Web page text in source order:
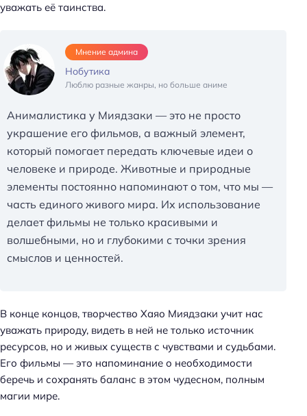
уважать её таинства.
Мнение админа
Нобутика
Люблю разные жанры, но больше аниме
Анималистика у Миядзаки — это не просто
украшение его фильмов, а важный элемент,
который помогает передать ключевые идеи о
человеке и природе. Животные и природные
элементы постоянно напоминают о том, что мы —
часть единого живого мира. Их использование
делает фильмы не только красивыми и
волшебными, но и глубокими с точки зрения
смыслов и ценностей.
В конце концов, творчество Хаяо Миядзаки учит нас
уважать природу, видеть в ней не только источник
ресурсов, но и живых существ с чувствами и судьбами.
Его фильмы — это напоминание о необходимости
беречь и сохранять баланс в этом чудесном, полным
магии мире.
и